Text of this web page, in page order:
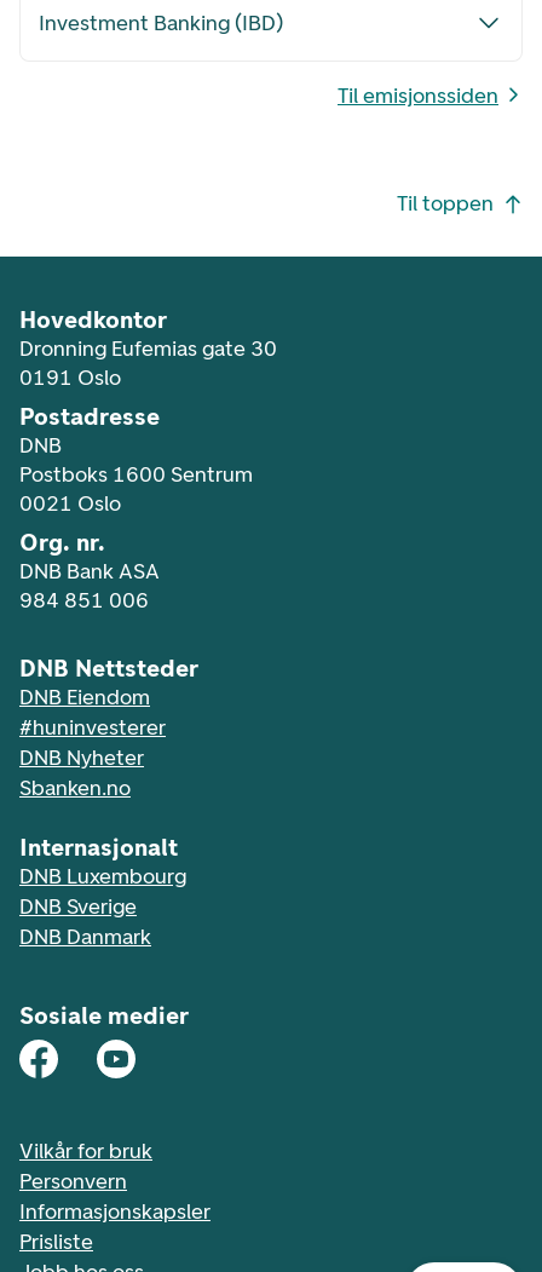
Investment Banking (IBD)
Til emisjonssiden
Til toppen
Hovedkontor
Dronning Eufemias gate 30
0191 Oslo
Postadresse
DNB
Postboks 1600 Sentrum
0021 Oslo
Org. nr.
DNB Bank ASA
984 851 006
DNB Nettsteder
DNB Eiendom
#huninvesterer
DNB Nyheter
Sbanken.no
Internasjonalt
DNB Luxembourg
DNB Sverige
DNB Danmark
Sosiale medier
Vilkår for bruk
Personvern
Informasjonskapsler
Prisliste